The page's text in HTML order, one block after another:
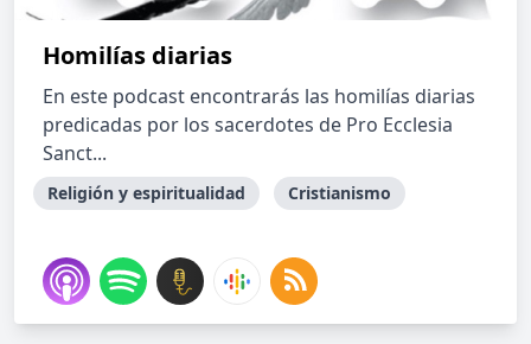
Homilías diarias
En este podcast encontrarás las homilías diarias
predicadas por los sacerdotes de Pro Ecclesia
Sanct...
Religión y espiritualidad Cristianismo